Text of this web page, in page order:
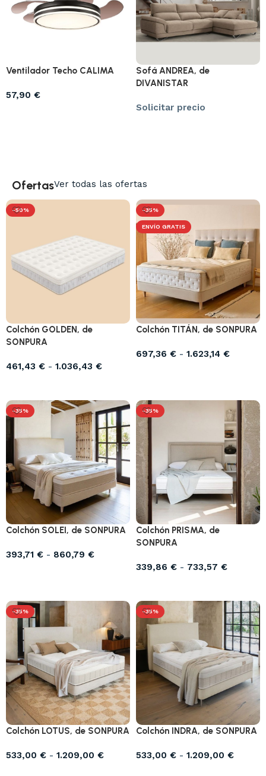
Ventilador Techo CALIMA
57,90 €
Sofá ANDREA, de
DIVANISTAR
Solicitar precio
OfertasVer todas las ofertas
-50%
Colchón GOLDEN, de
SONPURA
461,43 € - 1.036,43 €
ENVÍO GRATIS
-35%
Colchón TITÁN, de SONPURA
697,36 € - 1.623,14 €
-35%
Colchón SOLEI, de SONPURA
393,71 € - 860,79 €
-35%
Colchón PRISMA, de
SONPURA
339,86 € - 733,57 €
-35%
Colchón LOTUS, de SONPURA
533,00 € - 1.209,00 €
-35%
Colchón INDRA, de SONPURA
533,00 € - 1.209,00 €